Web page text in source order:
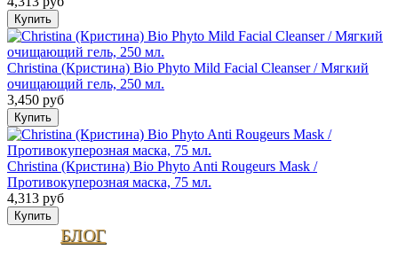
Christina (Кристина) Bio Phyto Mild Facial Cleanser / Мягкий
очищающий гель, 250 мл.
3,450 руб
Christina (Кристина) Bio Phyto Anti Rougeurs Mask /
Противокуперозная маска, 75 мл.
4,313 руб
БЛОГ